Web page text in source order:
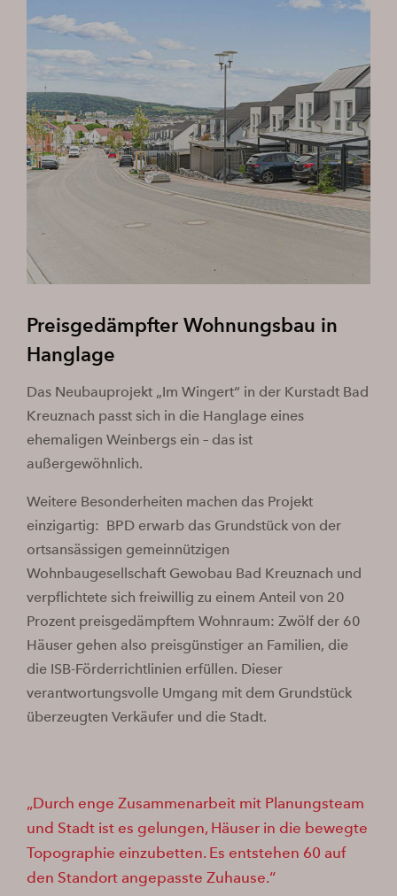
Preisgedämpfter Wohnungsbau in
Hanglage
Das Neubauprojekt „Im Wingert“ in der Kurstadt Bad
Kreuznach passt sich in die Hanglage eines
ehemaligen Weinbergs ein – das ist
außergewöhnlich.
Weitere Besonderheiten machen das Projekt
einzigartig: BPD erwarb das Grundstück von der
ortsansässigen gemeinnützigen
Wohnbaugesellschaft Gewobau Bad Kreuznach und
verpflichtete sich freiwillig zu einem Anteil von 20
Prozent preisgedämpftem Wohnraum: Zwölf der 60
Häuser gehen also preisgünstiger an Familien, die
die ISB-Förderrichtlinien erfüllen. Dieser
verantwortungsvolle Umgang mit dem Grundstück
überzeugten Verkäufer und die Stadt.
Durch enge Zusammenarbeit mit Planungsteam
und Stadt ist es gelungen, Häuser in die bewegte
Topographie einzubetten. Es entstehen 60 auf
den Standort angepasste Zuhause.